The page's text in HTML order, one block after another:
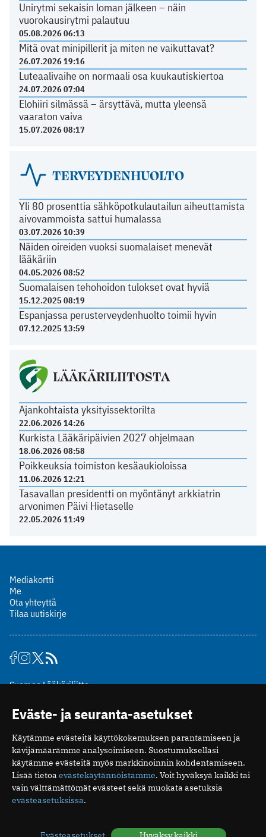
Unirytmi sekaisin loman jälkeen – näin
vuorokausirytmi palautuu
05.08.2026 06:13
Mitä ovat minipillerit ja miten ne vaikuttavat?
26.07.2026 19:16
Luteaalivaihe on normaali osa kuukautiskiertoa
24.07.2026 07:04
Elohiiri silmässä – ärsyttävä, mutta yleensä
vaaraton vaiva
15.07.2026 08:17
TERVEYDENHUOLTO
Yli 80 prosenttia sähköpotkulautailun aiheuttamista
aivovammoista sattui humalassa
03.07.2026 10:39
Näiden oireiden vuoksi suomalaiset menevät
lääkäriin
04.05.2026 08:52
Suomalaisen tehohoidon tulokset ovat hyviä
15.12.2025 08:19
Espanjassa perusterveydenhuolto toimii hyvin
07.12.2025 13:59
LÄÄKÄRILIITOSTA
Ajankohtaista yksityissektorilta
22.06.2026 14:26
Kurkista Lääkäripäivien 2027 ohjelmaan
18.06.2026 08:58
Poikkeuksia toimiston kesäaukioloissa
11.06.2026 12:21
Tasavallan presidentti on myöntänyt arkkiatrin
arvonimen Päivi Hietaselle
22.05.2026 11:49
Mediakortti
Me
Ota yhteyttä
Tilaa uutiskirje
Suomen Lääkäriliitto
00510 Helsinki
puh. (09) 393 091
toimitus@potilaanlaakarilehti.fi
ISSN 2323-9476
Eväste- ja seuranta-asetukset
Käytämme evästeitä käyttökokemuksen parantamiseen ja
kävijämäärämme analysoimiseen. Suostumuksellasi
käytämme evästeitä myös markkinoinnin kohdentamiseen.
Lisää tietoa evästekäytännöistämme. Voit hyväksyä kaikki tai
vain välttämättömät evästeet sekä muokata asetuksia
evästeasetuksissa.